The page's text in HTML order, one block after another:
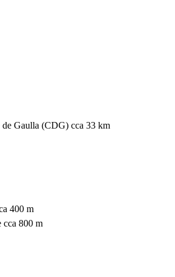
de Gaulla (CDG) cca 33 km
400 m
cca 800 m